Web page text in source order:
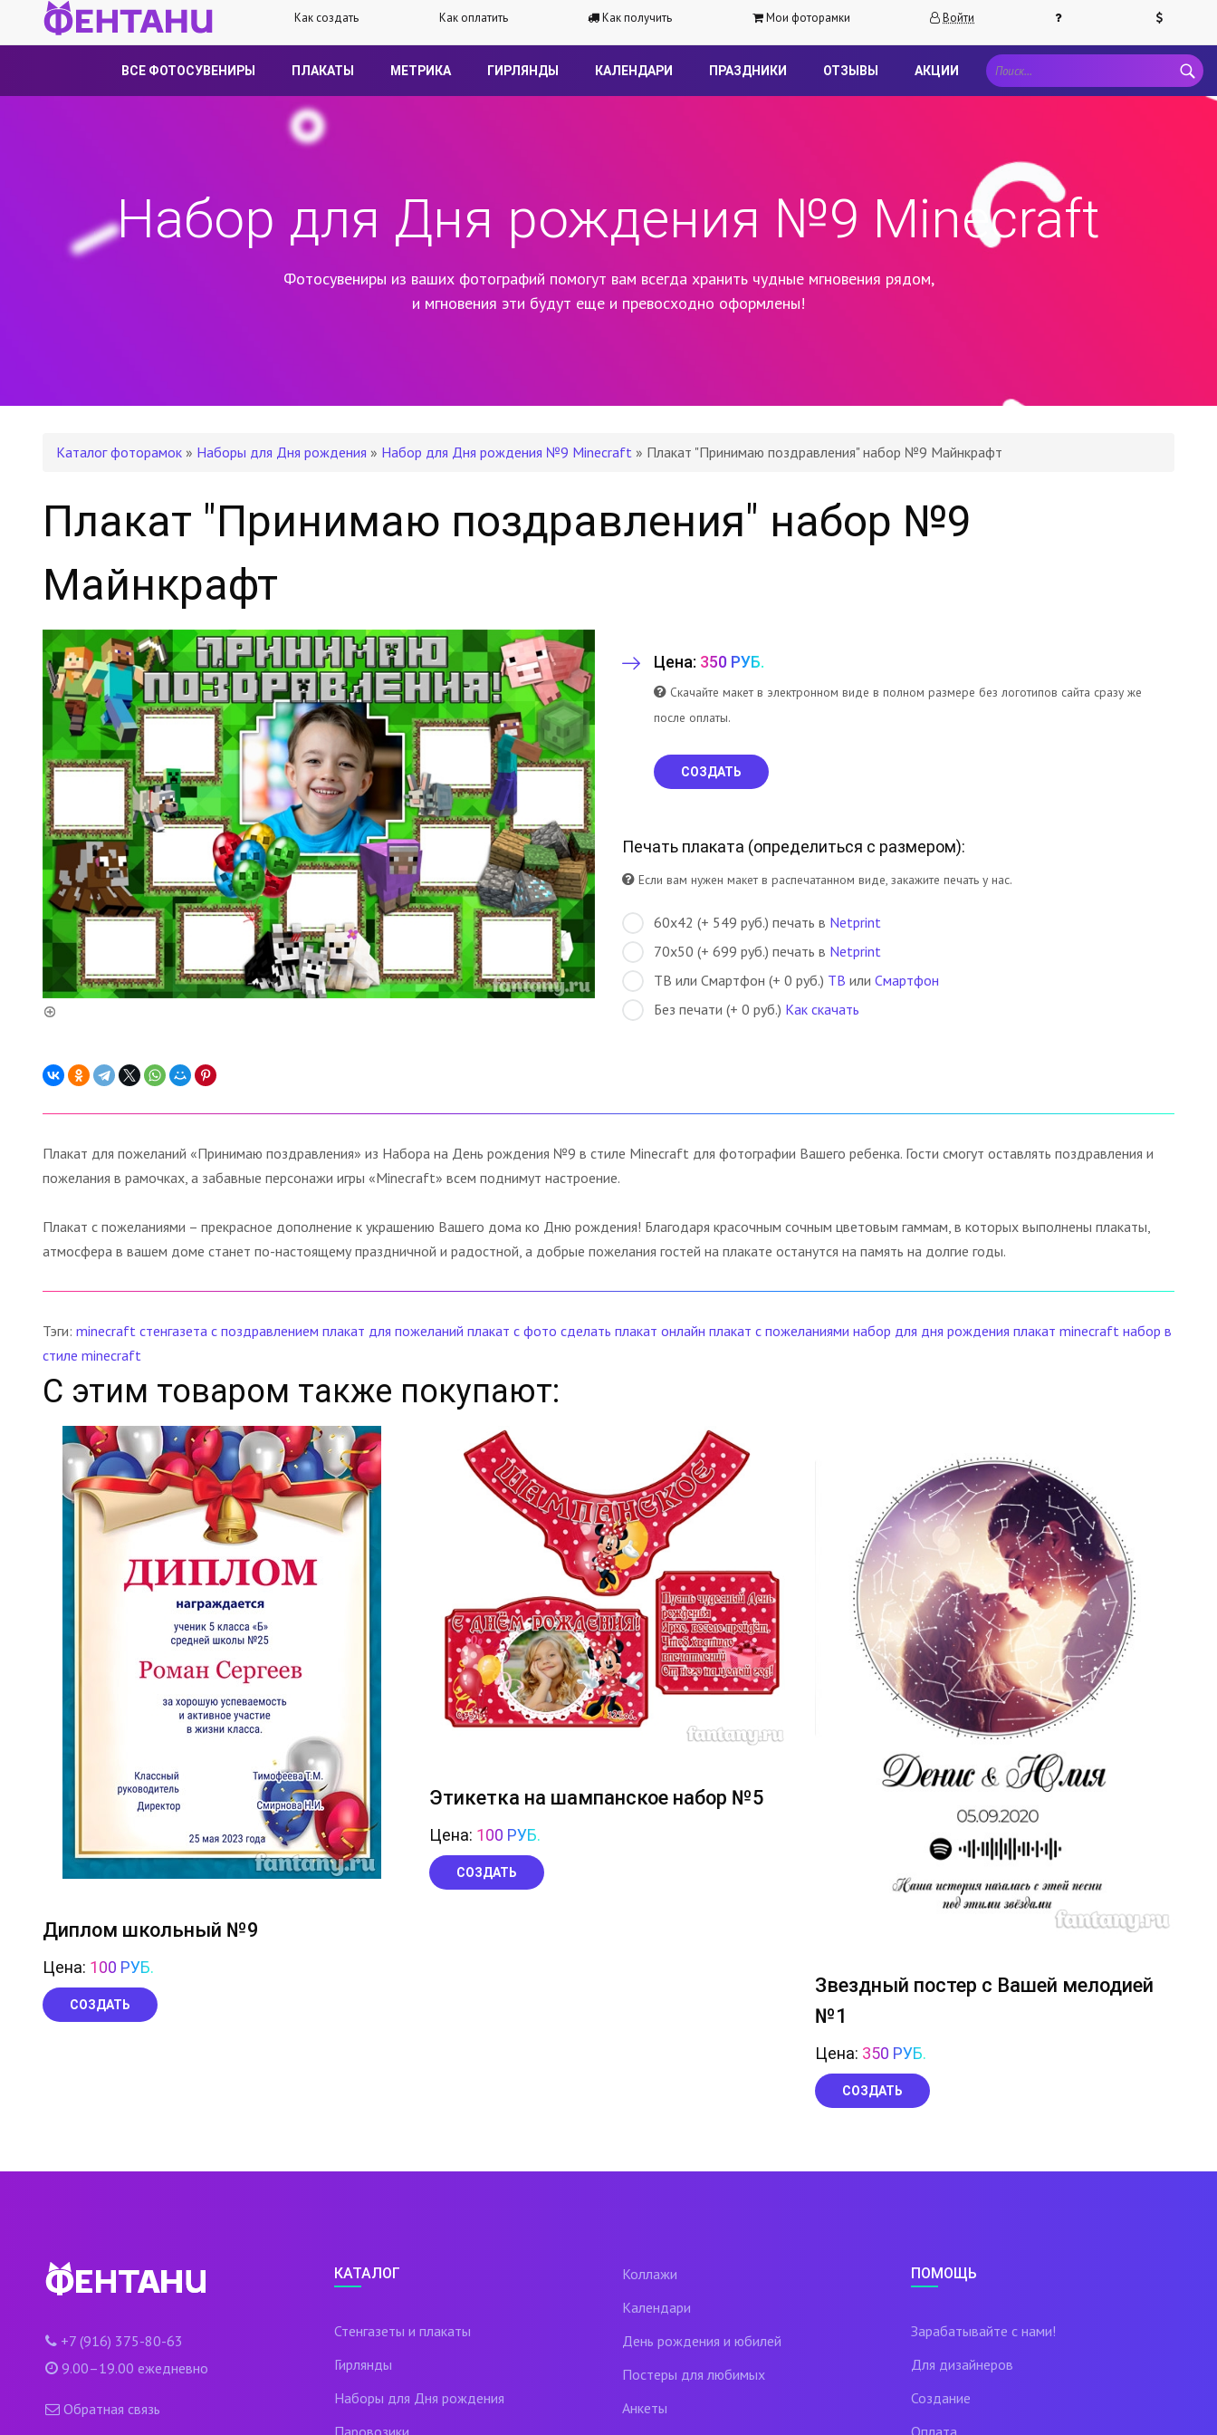
Как создать Как оплатить Как получить Мои фоторамки Войти
ВСЕ ФОТОСУВЕНИРЫ ПЛАКАТЫ МЕТРИКА ГИРЛЯНДЫ КАЛЕНДАРИ ПРАЗДНИКИ ОТЗЫВЫ АКЦИИ
Набор для Дня рождения №9 Minecraft
Фотосувениры из ваших фотографий помогут вам всегда хранить чудные мгновения рядом,
и мгновения эти будут еще и превосходно оформлены!
Каталог фоторамок » Наборы для Дня рождения » Набор для Дня рождения №9 Minecraft » Плакат "Принимаю поздравления" набор №9 Майнкрафт
Плакат "Принимаю поздравления" набор №9
Майнкрафт
Цена: 350 РУБ.
Скачайте макет в электронном виде в полном размере без логотипов сайта сразу же
после оплаты.
СОЗДАТЬ
Печать плаката (определиться с размером):
Если вам нужен макет в распечатанном виде, закажите печать у нас.
60х42 (+ 549 руб.) печать в Netprint
70х50 (+ 699 руб.) печать в Netprint
ТВ или Смартфон (+ 0 руб.) ТВ или Смартфон
Без печати (+ 0 руб.) Как скачать
Плакат для пожеланий «Принимаю поздравления» из Набора на День рождения №9 в стиле Minecraft для фотографии Вашего ребенка. Гости смогут оставлять поздравления и
пожелания в рамочках, а забавные персонажи игры «Minecraft» всем поднимут настроение.
Плакат с пожеланиями – прекрасное дополнение к украшению Вашего дома ко Дню рождения! Благодаря красочным сочным цветовым гаммам, в которых выполнены плакаты,
атмосфера в вашем доме станет по-настоящему праздничной и радостной, а добрые пожелания гостей на плакате останутся на память на долгие годы.
Тэги: minecraft стенгазета с поздравлением плакат для пожеланий плакат с фото сделать плакат онлайн плакат с пожеланиями набор для дня рождения плакат minecraft набор в
стиле minecraft
С этим товаром также покупают:
Диплом школьный №9
Цена: 100 РУБ.
СОЗДАТЬ
Этикетка на шампанское набор №5
Цена: 100 РУБ.
СОЗДАТЬ
Звездный постер с Вашей мелодией
№1
Цена: 350 РУБ.
СОЗДАТЬ
+7 (916) 375-80-63
9.00–19.00 ежедневно
Обратная связь
КАТАЛОГ
Стенгазеты и плакаты
Гирлянды
Наборы для Дня рождения
Коллажи
Календари
День рождения и юбилей
Постеры для любимых
Анкеты
ПОМОЩЬ
Зарабатывайте с нами!
Для дизайнеров
Создание